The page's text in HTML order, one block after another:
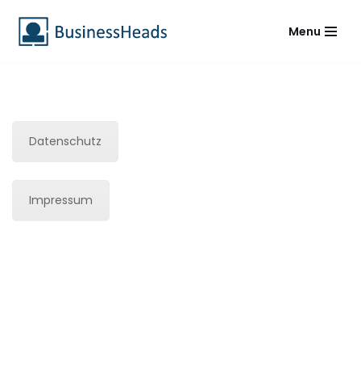
Zum
Menu
Datenschutz
Impressum